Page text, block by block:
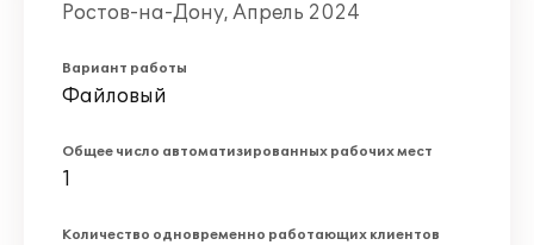
Ростов-на-Дону, Апрель 2024
Вариант работы
Файловый
Общее число автоматизированных рабочих мест
1
Количество одновременно работающих клиентов